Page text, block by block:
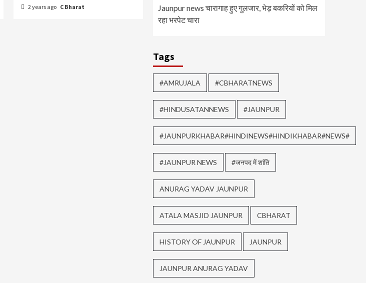
2 years ago C Bharat
Jaunpur news चारागाह हुए गुलजार, भेड़ बकरियों को मिल
रहा भरपेट चारा
Tags
#AMRUJALA #CBHARATNEWS
#HINDUSATANNEWS #JAUNPUR
#JAUNPURKHABAR#HINDINEWS#HINDIKHABAR#NEWS#
#JAUNPUR NEWS #जनपद में शांति
ANURAG YADAV JAUNPUR
ATALA MASJID JAUNPUR CBHARAT
HISTORY OF JAUNPUR JAUNPUR
JAUNPUR ANURAG YADAV